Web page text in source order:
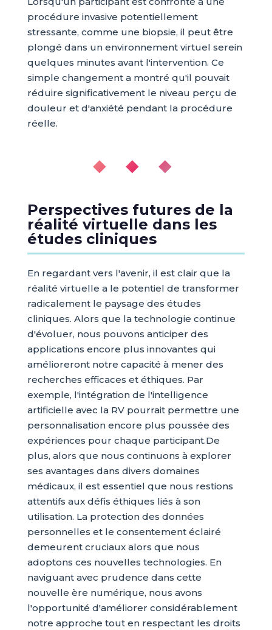
procédure invasive potentiellement
stressante, comme une biopsie, il peut être
plongé dans un environnement virtuel serein
quelques minutes avant l'intervention. Ce
simple changement a montré qu'il pouvait
réduire significativement le niveau perçu de
douleur et d'anxiété pendant la procédure
réelle.
◆ ◆ ◆
Perspectives futures de la
réalité virtuelle dans les
études cliniques
En regardant vers l'avenir, il est clair que la
réalité virtuelle a le potentiel de transformer
radicalement le paysage des études
cliniques. Alors que la technologie continue
d'évoluer, nous pouvons anticiper des
applications encore plus innovantes qui
amélioreront notre capacité à mener des
recherches efficaces et éthiques. Par
exemple, l'intégration de l'intelligence
artificielle avec la RV pourrait permettre une
personnalisation encore plus poussée des
expériences pour chaque participant.De
plus, alors que nous continuons à explorer
ses avantages dans divers domaines
médicaux, il est essentiel que nous restions
attentifs aux défis éthiques liés à son
utilisation. La protection des données
personnelles et le consentement éclairé
demeurent cruciaux alors que nous
adoptons ces nouvelles technologies. En
naviguant avec prudence dans cette
nouvelle ère numérique, nous avons
l'opportunité d'améliorer considérablement
notre approche tout en respectant les droits